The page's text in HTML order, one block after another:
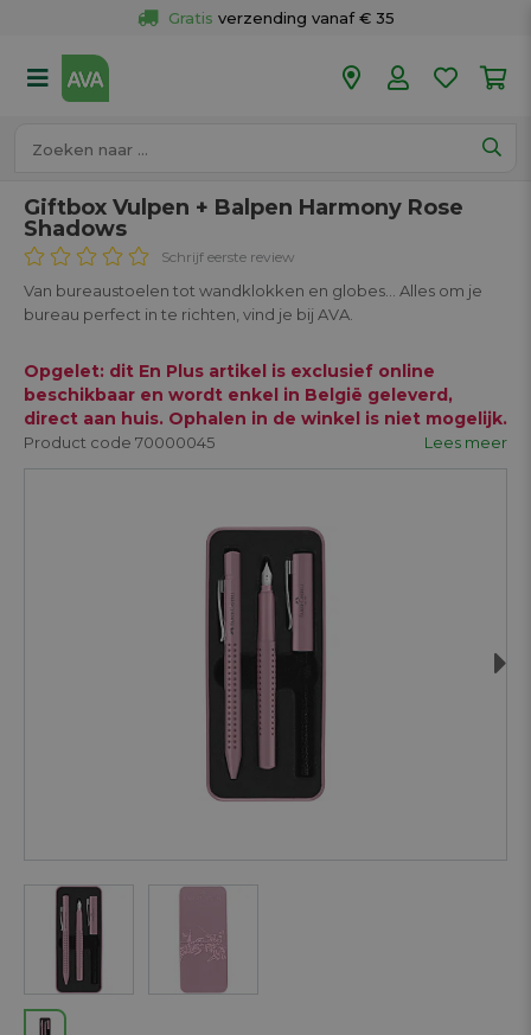
Gratis verzending vanaf € 35
50 winkels
Giftbox Vulpen + Balpen Harmony Rose
Shadows
Schrijf eerste review
Van bureaustoelen tot wandklokken en globes… Alles om je
bureau perfect in te richten, vind je bij AVA.
Opgelet: dit En Plus artikel is exclusief online
beschikbaar en wordt enkel in België geleverd,
direct aan huis. Ophalen in de winkel is niet mogelijk.
Product code 70000045 Lees meer